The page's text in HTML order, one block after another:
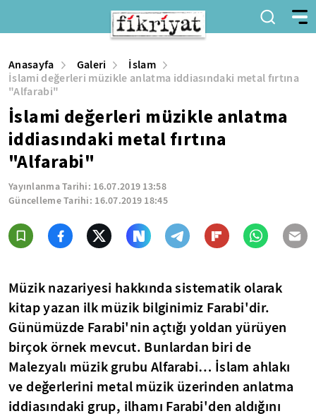
Anasayfa Galeri
İslam
İslami değerleri müzikle anlatma iddiasındaki metal fırtına
"Alfarabi"
İslami değerleri müzikle anlatma
iddiasındaki metal fırtına
"Alfarabi"
Yayınlanma Tarihi: 16.07.2019 13:58
Güncelleme Tarihi: 16.07.2019 18:45
Müzik nazariyesi hakkında sistematik olarak
kitap yazan ilk müzik bilginimiz Farabi'dir.
Günümüzde Farabi'nin açtığı yoldan yürüyen
birçok örnek mevcut. Bunlardan biri de
Malezyalı müzik grubu Alfarabi… İslam ahlakı
ve değerlerini metal müzik üzerinden anlatma
iddiasındaki grup, ilhamı Farabi'den aldığını